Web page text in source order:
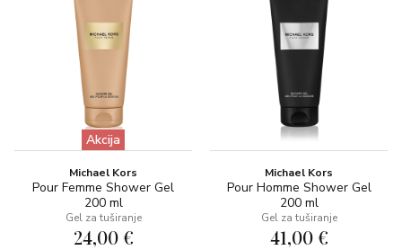
Akcija
Michael Kors
Pour Femme Shower Gel
200 ml
Gel za tuširanje
24,00 €
Michael Kors
Pour Homme Shower Gel
200 ml
Gel za tuširanje
41,00 €